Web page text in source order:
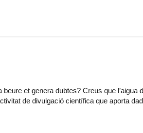
et genera dubtes? Creus que l’aigua
de divulgació científica que aporta